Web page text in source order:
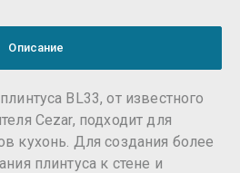
Описание
BL33, от известного
Cezar, подходит для
кухонь. Для создания более
плинтуса к стене и